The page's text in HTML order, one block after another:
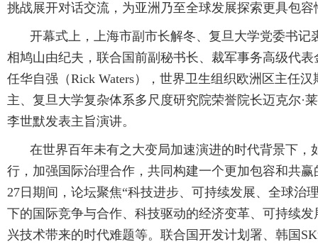
挑战展开对话交流，为亚洲乃至全球发展探索更具包
开幕式上，上海市副市长解冬、复旦大学党委书
相鸠山由纪夫，联合国前副秘书长、裁军事务高级代
任华自强（Rick Waters），世界卫生组织欧洲区主任
主、复旦大学复杂体系多尺度研究院荣誉院长迈克尔·
李世默发表主旨演讲。
在世界百年未有之大变局加速演进的时代背景下
行，加强国际治理合作，共同构建一个更加包容和共
27日期间，论坛聚焦“科技进步、可持续发展、全球治
下的国际竞争与合作、科技驱动的经济变革、可持续
兴技术带来的时代难题等。联合国开发计划署、韩国